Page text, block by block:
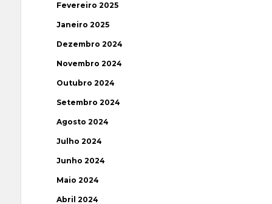
Fevereiro 2025
Janeiro 2025
Dezembro 2024
Novembro 2024
Outubro 2024
Setembro 2024
Agosto 2024
Julho 2024
Junho 2024
Maio 2024
Abril 2024